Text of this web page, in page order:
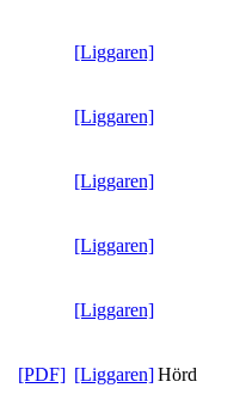
[Liggaren]
[Liggaren]
[Liggaren]
[Liggaren]
[Liggaren]
[PDF] [Liggaren]Hörd